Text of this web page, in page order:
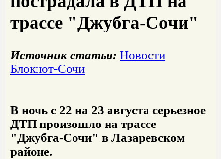
трассе "Джубга-Сочи"
Источник статьи: Новости
Блокнот-Сочи
В ночь с 22 на 23 августа серьезное
ДТП произошло на трассе
"Джубга-Сочи" в Лазаревском
районе.